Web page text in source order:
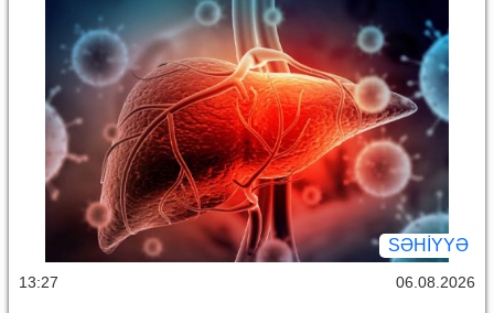
SƏHIYYƏ
13:27 06.08.2026